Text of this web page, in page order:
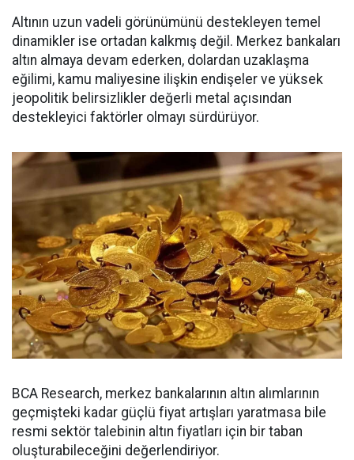
Altının uzun vadeli görünümünü destekleyen temel
dinamikler ise ortadan kalkmış değil. Merkez bankaları
altın almaya devam ederken, dolardan uzaklaşma
eğilimi, kamu maliyesine ilişkin endişeler ve yüksek
jeopolitik belirsizlikler değerli metal açısından
destekleyici faktörler olmayı sürdürüyor.
BCA Research, merkez bankalarının altın alımlarının
geçmişteki kadar güçlü fiyat artışları yaratmasa bile
resmi sektör talebinin altın fiyatları için bir taban
oluşturabileceğini değerlendiriyor.